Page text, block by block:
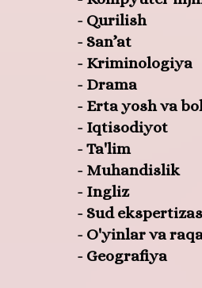
- Qurilish
- San’at
- Kriminologiya
- Drama
- Erta yosh va
- Iqtisodiyot
- Ta'lim
- Muhandislik
- Ingliz
- Sud
- O'yinlar va
- Geografiya